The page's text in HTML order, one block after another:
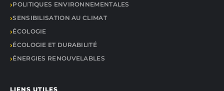
POLITIQUES ENVIRONNEMENTALES
SENSIBILISATION AU CLIMAT
ÉCOLOGIE
ÉCOLOGIE ET DURABILITÉ
ÉNERGIES RENOUVELABLES
LIENS UTILES